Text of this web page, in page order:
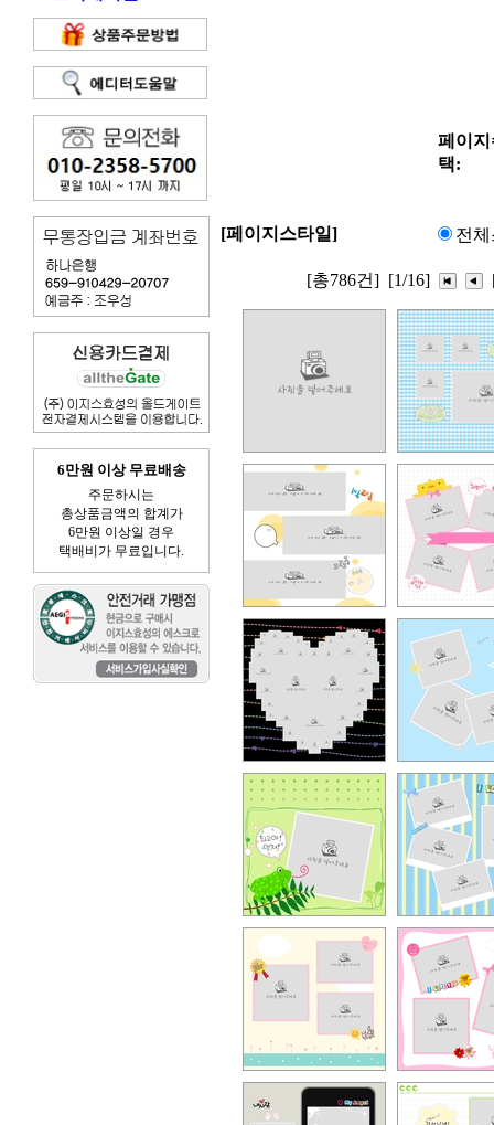
6만원 이상 무료배송
주문하시는
총상품금액의 합계가
6만원 이상일 경우
택배비가 무료입니다.
페이지
택:
[페이지스타일] 전
[총786건] [1/16]